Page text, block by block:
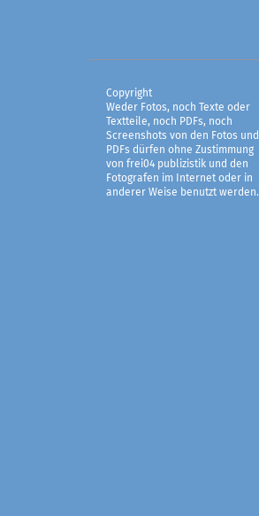
Copyright
Weder Fotos, noch Texte oder
Textteile, noch PDFs, noch
Screenshots von den Fotos und
PDFs dürfen ohne Zustimmung
von frei04 publizistik und den
Fotografen im Internet oder in
anderer Weise benutzt werden.